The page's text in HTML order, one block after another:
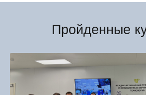
Пройденные